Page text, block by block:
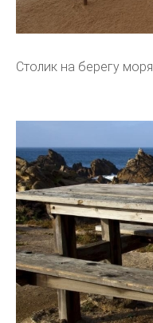
Столик на берегу моря